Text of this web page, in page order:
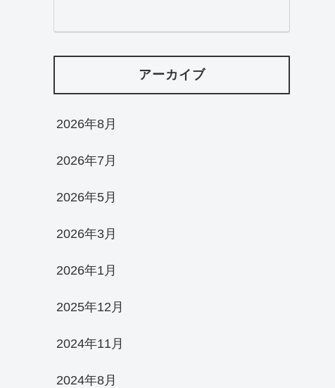
アーカイブ
2026年8月
2026年7月
2026年5月
2026年3月
2026年1月
2025年12月
2024年11月
2024年8月